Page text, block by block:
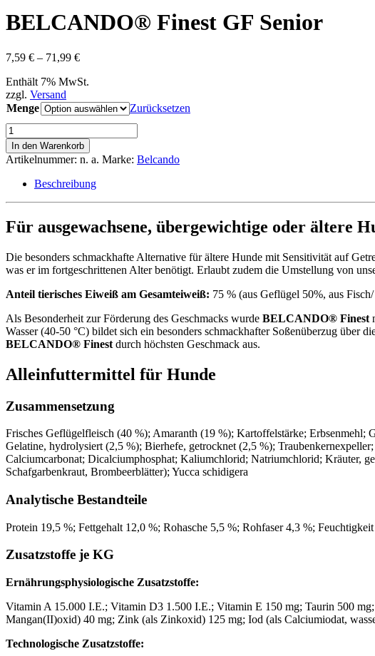
BELCANDO® Finest GF Senior
7,59 € – 71,99 €Preisspanne:
bis
Enthält 7% MwSt.
zzgl. Versand
Menge
Zurücksetzen
BELCANDO®
Finest
GF
Senior
Menge
In den Warenkorb
Artikelnummer: n. a. Marke: Belcando
Beschreibung
Für ausgewachsene, übergewichtige oder ältere
Die besonders schmackhafte Alternative für ältere Hunde mit Sensitivität auf
was er im fortgeschrittenen Alter benötigt. Erlaubt zudem die Umstellung von
Anteil tierisches Eiweiß am Gesamteiweiß: 75 % (aus Geflügel 50%, aus
Als Besonderheit zur Förderung des Geschmacks wurde BELCANDO® Finest
Wasser (40-50 °C) bildet sich ein besonders schmackhafter Soßenüberzug über
BELCANDO® Finest durch höchsten Geschmack aus.
Alleinfuttermittel für Hunde
Zusammensetzung
Frisches Geflügelfleisch (40 %); Amaranth (19 %); Kartoffelstärke;
Gelatine, hydrolysiert (2,5 %); Bierhefe, getrocknet (2,5 %);
Calciumcarbonat; Dicalciumphosphat; Kaliumchlorid; Natriumchlorid; Kräuter,
Schafgarbenkraut, Brombeerblätter); Yucca schidigera
Analytische Bestandteile
Protein 19,5 %; Fettgehalt 12,0 %; Rohasche 5,5 %; Rohfaser 4,3 %;
Zusatzstoffe je KG
Ernährungsphysiologische Zusatzstoffe:
Vitamin A 15.000 I.E.; Vitamin D3 1.500 I.E.; Vitamin E 150 mg; Taurin 500
Mangan(II)oxid) 40 mg; Zink (als Zinkoxid) 125 mg; Iod (als Calciumiodat,
Technologische Zusatzstoffe: